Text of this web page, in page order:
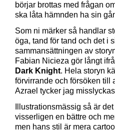
börjar brottas med frågan
ska låta hämnden ha sin
Som ni märker så handlar
öga, tand för tand och det i
sammansättningen av
Fabian Nicieza gör långt
Dark Knight. Hela storyn
förvirrande och försöken till
Azrael tycker jag
Illustrationsmässig så är
visserligen en bättre och
men hans stil är mera